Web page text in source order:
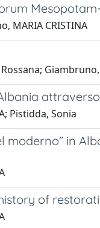
MARIA CRISTINA
Giambruno,
Pistidda, Sonia
moderno” in
of